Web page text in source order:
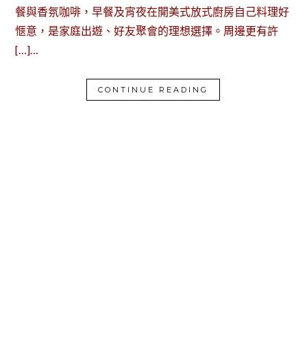
餐與香氛咖啡，早餐及宵夜在開美式放式廚房自己料理好
愜意，是家庭出遊、好友聚會的理想選擇。周邊更有許
[…]…
CONTINUE READING